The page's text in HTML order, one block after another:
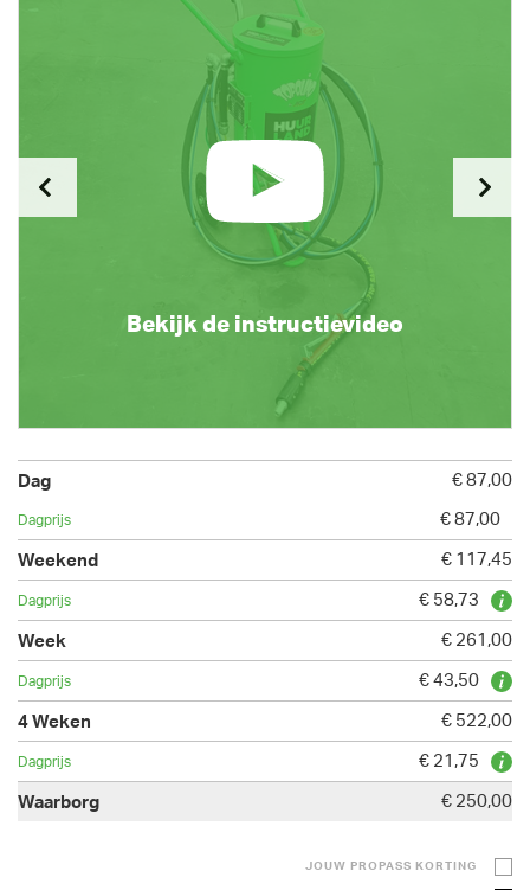
Bekijk de instructievideo
€ 87,00
€ 87,00
€ 117,45
€ 58,73
€ 261,00
€ 43,50
€ 522,00
€ 21,75
€ 250,00
JOUW PROPASS KORTING